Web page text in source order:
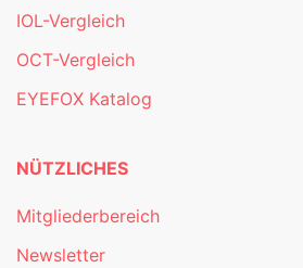
IOL-Vergleich
OCT-Vergleich
EYEFOX Katalog
NÜTZLICHES
Mitgliederbereich
Newsletter